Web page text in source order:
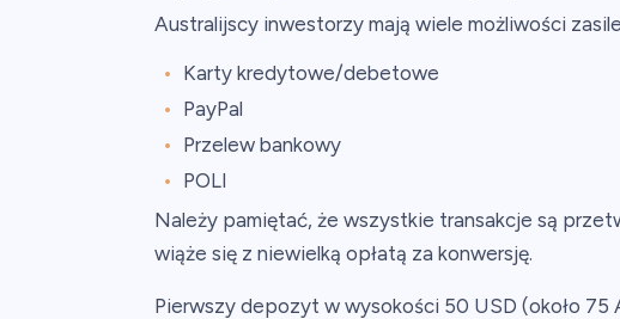
Australijscy inwestorzy mają wiele możliwości
Karty kredytowe/debetowe
PayPal
Przelew bankowy
POLI
Należy pamiętać, że wszystkie transakcje są
wiąże się z niewielką opłatą za konwersję.
Pierwszy depozyt w wysokości 50 USD (około